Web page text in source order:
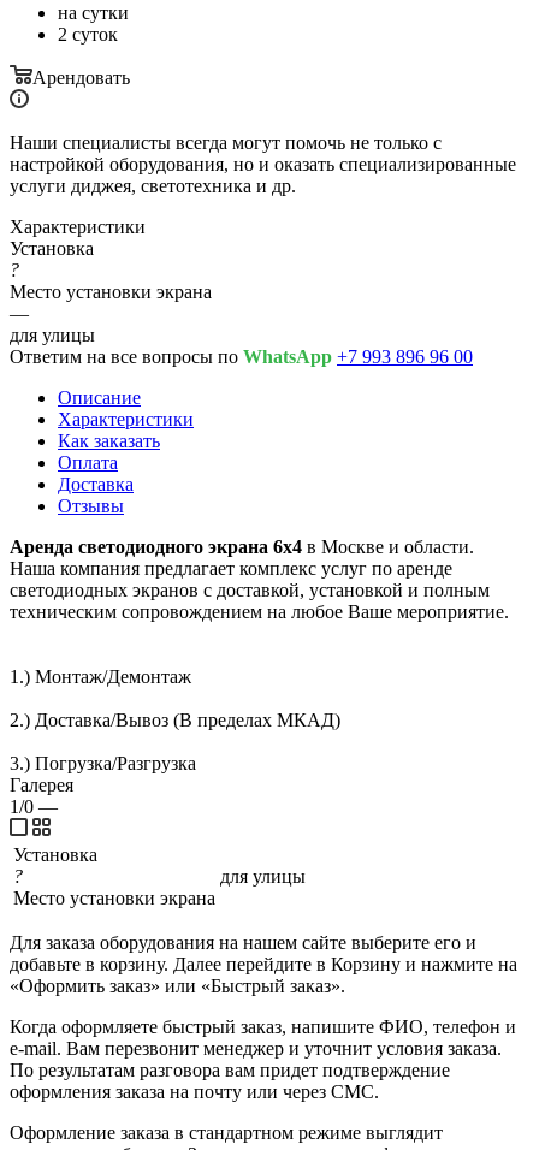
на сутки
2 суток
Арендовать
Наши специалисты всегда могут помочь не только с
настройкой оборудования, но и оказать специализированные
услуги диджея, светотехника и др.
Характеристики
Установка
?
Место установки экрана
—
для улицы
Ответим на все вопросы по WhatsApp +7 993 896 96 00
Описание
Характеристики
Как заказать
Оплата
Доставка
Отзывы
Аренда светодиодного экрана 6х4 в Москве и области.
Наша компания предлагает комплекс услуг по аренде
светодиодных экранов с доставкой, установкой и полным
техническим сопровождением на любое Ваше мероприятие.
1.) Монтаж/Демонтаж
2.) Доставка/Вывоз (В пределах МКАД)
3.) Погрузка/Разгрузка
Галерея
1/0 —
Установка
?
Место установки экрана
для улицы
Для заказа оборудования на нашем сайте выберите его и
добавьте в корзину. Далее перейдите в Корзину и нажмите на
«Оформить заказ» или «Быстрый заказ».
Когда оформляете быстрый заказ, напишите ФИО, телефон и
e-mail. Вам перезвонит менеджер и уточнит условия заказа.
По результатам разговора вам придет подтверждение
оформления заказа на почту или через СМС.
Оформление заказа в стандартном режиме выглядит